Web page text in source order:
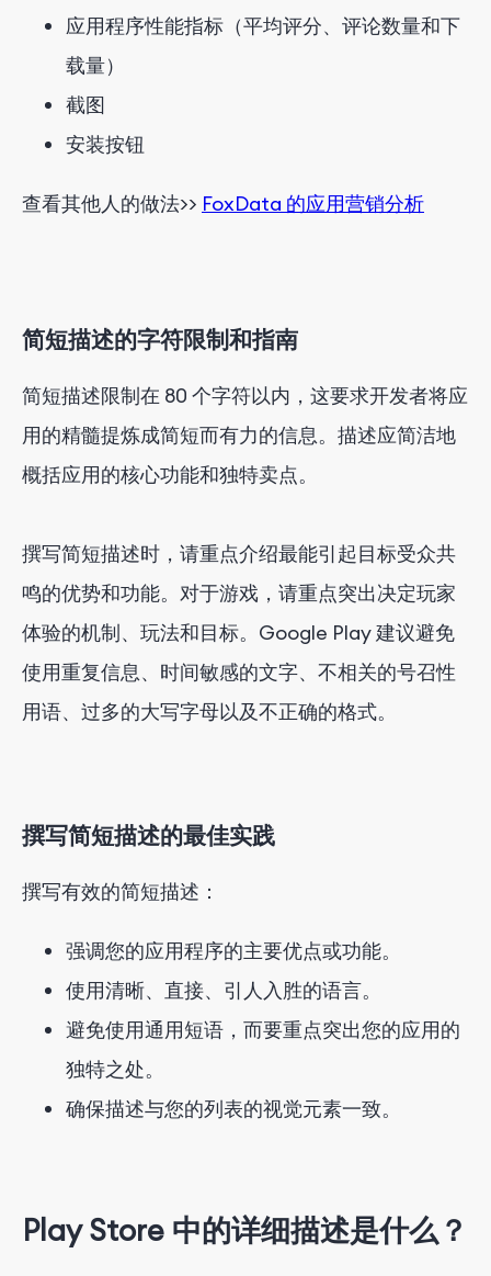
应用程序性能指标（平均评分、评论数量和下
载量）
截图
安装按钮
查看其他人的做法>> FoxData 的应用营销分析
简短描述的字符限制和指南
简短描述限制在 80 个字符以内，这要求开发者将应
用的精髓提炼成简短而有力的信息。描述应简洁地
概括应用的核心功能和独特卖点。
撰写简短描述时，请重点介绍最能引起目标受众共
鸣的优势和功能。对于游戏，请重点突出决定玩家
体验的机制、玩法和目标。Google Play 建议避免
使用重复信息、时间敏感的文字、不相关的号召性
用语、过多的大写字母以及不正确的格式。
撰写简短描述的最佳实践
撰写有效的简短描述：
强调您的应用程序的主要优点或功能。
使用清晰、直接、引人入胜的语言。
避免使用通用短语，而要重点突出您的应用的
独特之处。
确保描述与您的列表的视觉元素一致。
Play Store 中的详细描述是什么？